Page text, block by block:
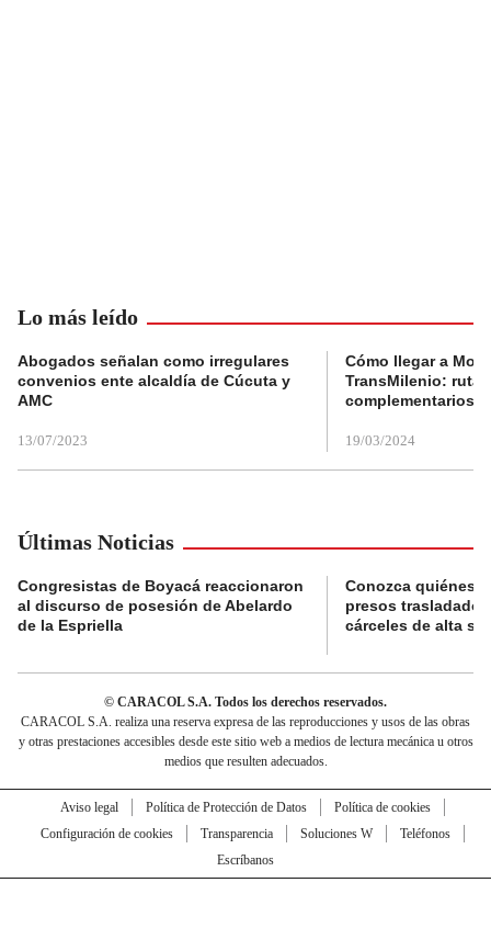
Lo más leído
Abogados señalan como irregulares
convenios ente alcaldía de Cúcuta y
AMC
13/07/2023
Cómo llegar a
TransMilenio:
complementarios
19/03/2024
Últimas Noticias
Congresistas de Boyacá reaccionaron
al discurso de posesión de Abelardo
de la Espriella
Conozca quiénes
presos
cárceles de alta
© CARACOL S.A. Todos los derechos reservados.
CARACOL S.A. realiza una reserva expresa de las reproducciones y usos de las obras
y otras prestaciones accesibles desde este sitio web a medios de lectura mecánica u otros
medios que resulten adecuados.
Aviso legal Política de Protección de Datos
Política de cookies
Configuración de cookies
Transparencia Soluciones W
Teléfonos
Escríbanos